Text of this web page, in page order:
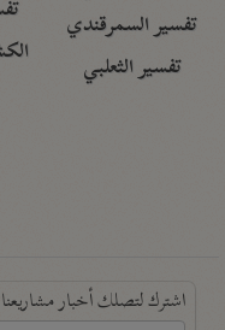
تفسير السمرقندي
تفسير الثعلبي
اشترك لتصلك أخبار مشاريعنا